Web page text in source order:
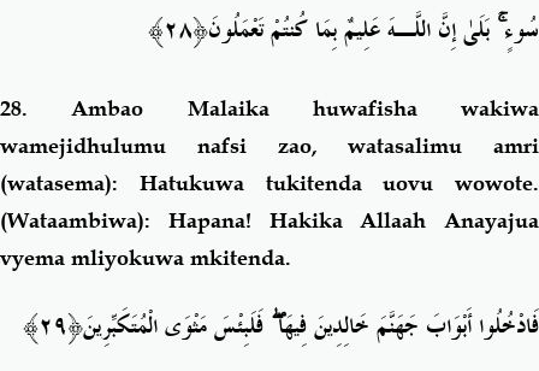
سُوءٍۚبَلَىٰ إِنَّ اللَّـهَ عَلِيمٌ بِمَا كُنتُمْ تَعْمَلُونَ﴿٢٨﴾
28.Ambao Malaika huwafisha wakiwa
wamejidhulumu nafsi zao, watasalimu amri
(watasema): Hatukuwa tukitenda uovu wowote.
(Wataambiwa): Hapana! Hakika Allaah Anayajua
vyema mliyokuwa mkitenda.
فَادْخُلُوا أَبْوَابَ جَهَنَّمَ خَالِدِينَ فِيهَاۖفَلَبِئْسَ مَثْوَى الْمُتَكَبِّرِينَ﴿٢٩﴾